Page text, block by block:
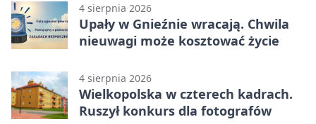
4 sierpnia 2026
Upały w Gnieźnie wracają. Chwila
nieuwagi może kosztować życie
4 sierpnia 2026
Wielkopolska w czterech kadrach.
Ruszył konkurs dla fotografów